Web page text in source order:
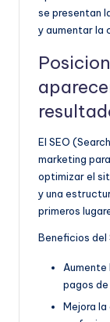
se presentan
y aumentar la
El SEO
marketing
optimizar el
y una
primeros
Beneficios del
Aumente
pagos de
Mejora